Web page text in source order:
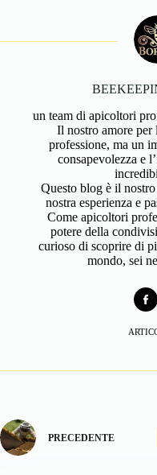
un team di apicoltori
Il nostro amore per
professione, ma un
consapevolezza e
Questo blog è il
nostra esperienza e
Come apicoltori
potere della
curioso di scoprire di
mondo, sei
PRECEDENTE